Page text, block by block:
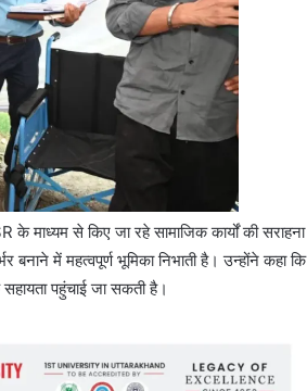
माध्यम से किए जा रहे सामाजिक कार्यों की सराहना
में महत्वपूर्ण भूमिका निभाती है। उन्होंने कहा कि
पहुंचाई जा सकती है।